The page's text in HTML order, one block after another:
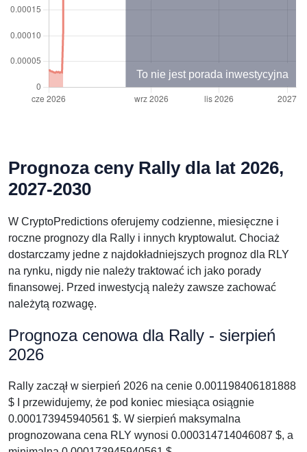
To nie jest porada inwestycyjna
Prognoza ceny Rally dla lat 2026,
2027-2030
W CryptoPredictions oferujemy codzienne, miesięczne i
roczne prognozy dla Rally i innych kryptowalut. Chociaż
dostarczamy jedne z najdokładniejszych prognoz dla RLY
na rynku, nigdy nie należy traktować ich jako porady
finansowej. Przed inwestycją należy zawsze zachować
należytą rozwagę.
Prognoza cenowa dla Rally - sierpień
2026
Rally zaczął w sierpień 2026 na cenie 0.001198406181888
$ I przewidujemy, że pod koniec miesiąca osiągnie
0.000173945940561 $. W sierpień maksymalna
prognozowana cena RLY wynosi 0.000314714046087 $, a